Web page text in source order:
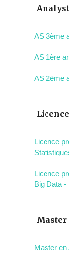
AS 3ème
AS 1ère
AS 2ème
Licence
Licence
Big Data -
Master
Master en